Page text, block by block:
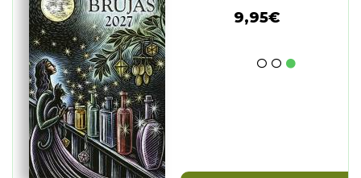
9,95€